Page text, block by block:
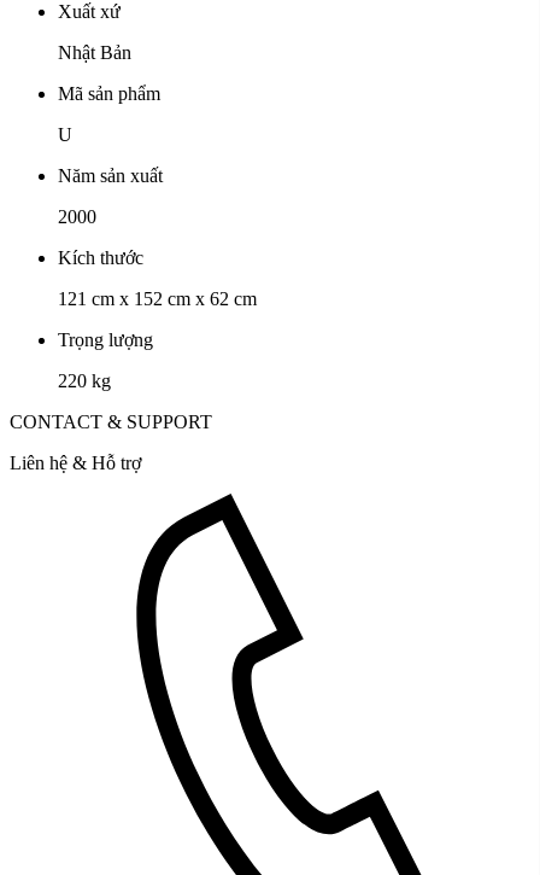
Xuất xứ
Nhật Bản
Mã sản phẩm
U
Năm sản xuất
2000
Kích thước
121 cm x 152 cm x 62 cm
Trọng lượng
220 kg
CONTACT & SUPPORT
Liên hệ & Hỗ trợ